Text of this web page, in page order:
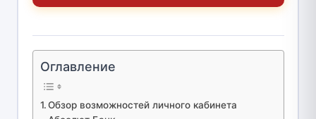
Оглавление
Обзор возможностей личного кабинета